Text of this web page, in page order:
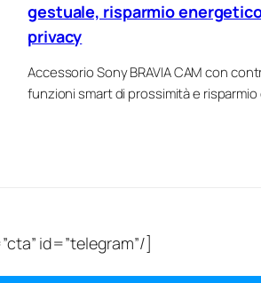
gestuale, risparmio
privacy
Accessorio Sony BRAVIA CAM con
funzioni smart di prossimità e
id=”telegram”/]